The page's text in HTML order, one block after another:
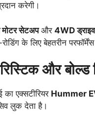
करेगी।
सेटअपऔर 4WD
के लिए बेहतरीन परफॉर्मेंस
और बोल्ड
का एक्सटीरियर Hummer
लुक देता है।